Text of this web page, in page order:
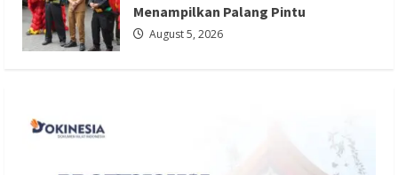
Menampilkan Palang Pintu
August 5, 2026